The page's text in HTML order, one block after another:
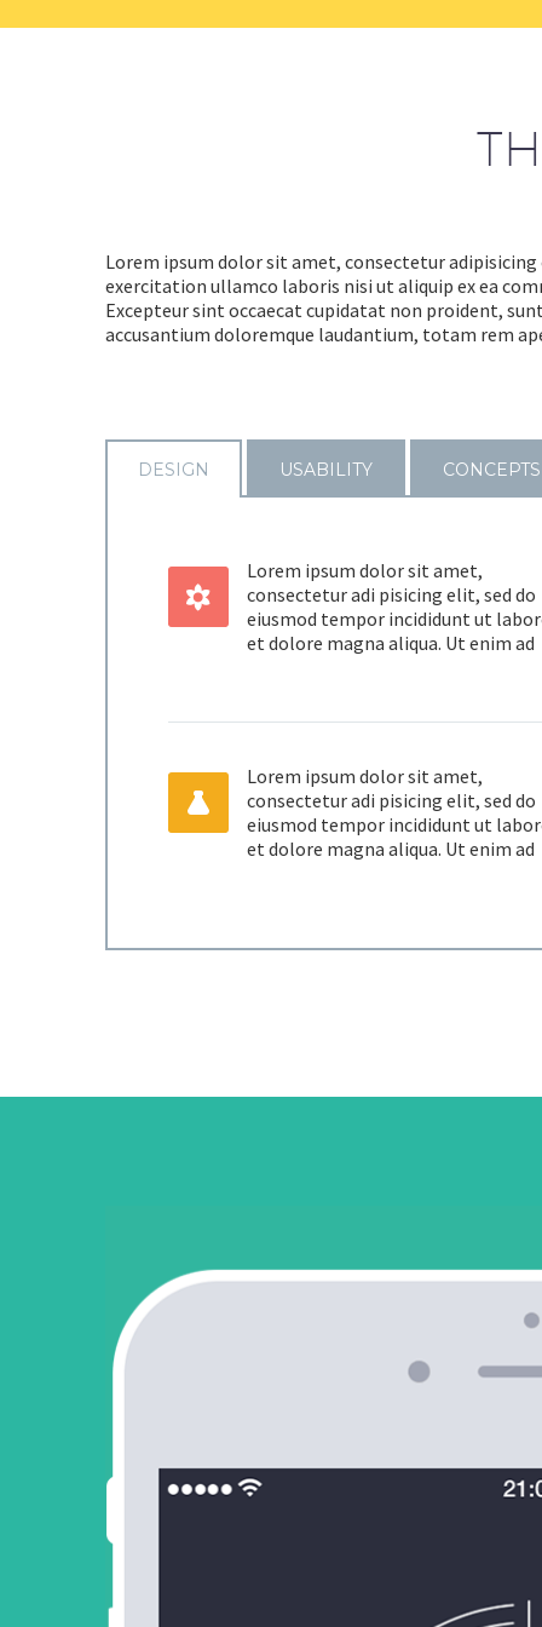
Lorem ipsum dolor sit amet, consectetur
exercitation ullamco laboris nisi ut aliquip ex ea
Excepteur sint occaecat cupidatat non proident,
accusantium doloremque laudantium, totam rem
DESIGN USABILITY CONCEPTS


Lorem ipsum dolor sit amet,
consectetur adi pisicing elit, sed do
eiusmod tempor incididunt ut
et dolore magna aliqua. Ut enim ad


Lorem ipsum dolor sit amet,
consectetur adi pisicing elit, sed do
eiusmod tempor incididunt ut
et dolore magna aliqua. Ut enim ad